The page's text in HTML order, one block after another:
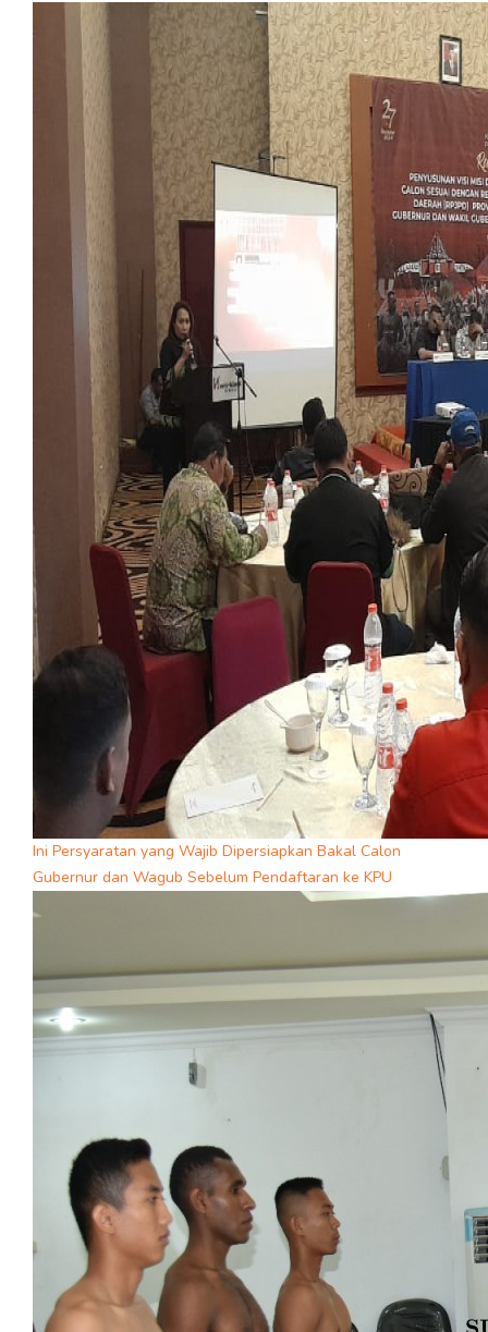
Ini Persyaratan yang Wajib Dipersiapkan Bakal Calon
Gubernur dan Wagub Sebelum Pendaftaran ke KPU